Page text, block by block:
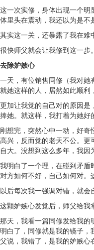
这一次实修，身体出现一个
体里头在震动，我还以为是不
其实这一关，还暴露了我在难
很快师父就会让我修到这一步。
去除妒嫉心
一天，有位销售同修（我对她
就她这样的人，居然如此顺利
更加让我觉的自己对的原因
捧她。就这样，我打着为她好
刚想完，突然心中一动，好
高兴，反而觉的老天不公。
自大。没想到这么多年，我因
我明白了一个理，在碰到矛
对方如何不好，自己如何对。
以后每次我一强调对错，就
这颗妒嫉心发觉后，师父给我
那天，我看一篇同修发给我
明白了，同修就是我的镜子
父说，我错了，是我的妒嫉心